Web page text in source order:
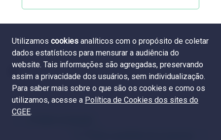
Utilizamos cookies analíticos com o propósito de coletar
dados estatísticos para mensurar a audiência do
website. Tais informações são agregadas, preservando
assim a privacidade dos usuários, sem individualização.
Para saber mais sobre o que são os cookies e como os
utilizamos, acesse a Política de Cookies dos sites do
CGEE.